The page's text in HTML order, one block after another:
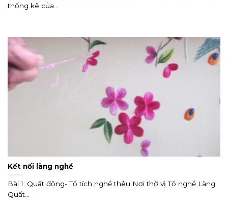
thống kê của...
Kết nối làng nghề
Bài 1: Quất động- Tổ tích nghề thêu Nơi thờ vị Tổ nghề Làng
Quất...